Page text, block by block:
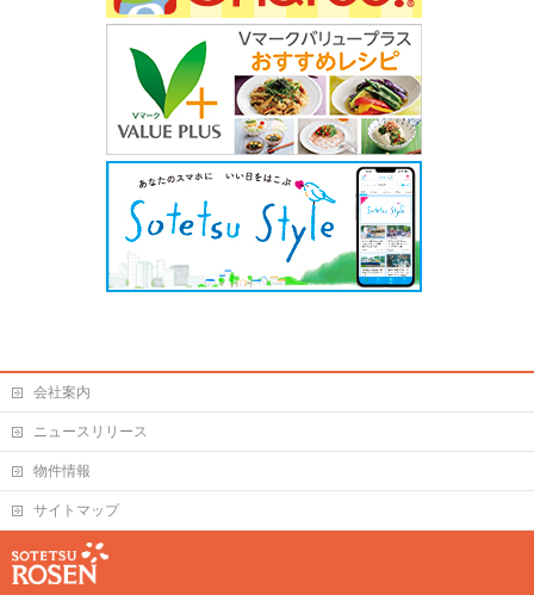
会社案内
ニュースリリース
物件情報
サイトマップ